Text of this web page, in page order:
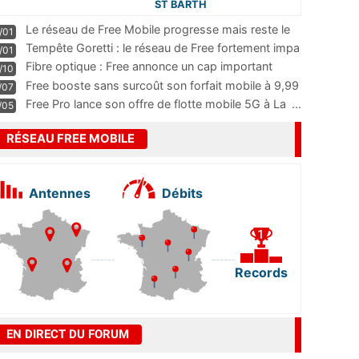
ST BARTH
Le réseau de Free Mobile progresse mais reste le
m
...
Tempête Goretti : le réseau de Free fortement impa
Fibre optique : Free annonce un cap important
pass
...
Free booste sans surcoût son forfait mobile à 9,99
Free Pro lance son offre de flotte mobile 5G à La ...
RÉSEAU FREE MOBILE
Antennes Débits
Records
EN DIRECT DU FORUM